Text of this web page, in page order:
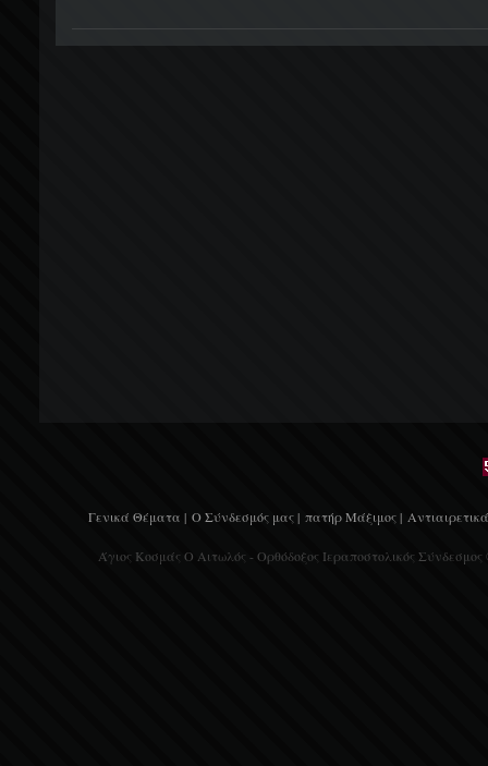
Γενικά Θέματα | Ο Σύνδεσμός μας | πατήρ Μάξιμος |
Άγιος Κοσμάς Ο Αιτωλός - Ορθόδοξος Ιεραποστολικός